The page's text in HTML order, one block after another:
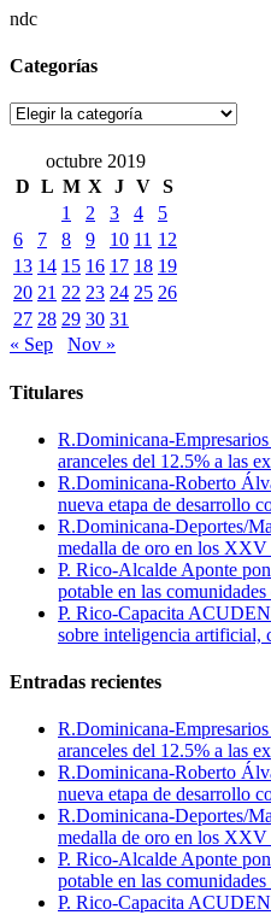
L M X J V
1
2 3 4
5
8 9 10 11
12
13
14 15 16 17 18 19
20 21 22 23 24 25 26
27 28 29 30 31
« Sep
Nov »
aranceles del 12.5% a las
R.Dominicana-Roberto
nueva etapa de desarrollo
R.Dominicana-Deportes/
medalla de oro en los XXV
P. Rico-Alcalde Aponte
potable en las
P. Rico-Capacita ACUDEN
sobre inteligencia artificial,
aranceles del 12.5% a las
R.Dominicana-Roberto
nueva etapa de desarrollo
R.Dominicana-Deportes/
medalla de oro en los XXV
P. Rico-Alcalde Aponte
potable en las
P. Rico-Capacita ACUDEN
sobre inteligencia artificial,